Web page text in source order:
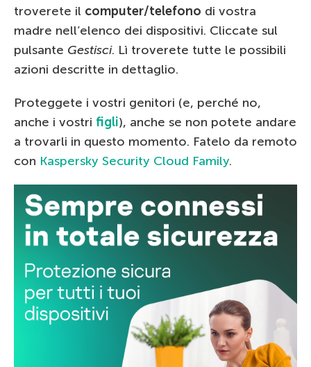
troverete il computer/telefono di vostra
madre nell’elenco dei dispositivi. Cliccate sul
pulsante Gestisci. Lì troverete tutte le possibili
azioni descritte in dettaglio.
Proteggete i vostri genitori (e, perché no,
anche i vostri figli), anche se non potete andare
a trovarli in questo momento. Fatelo da remoto
con Kaspersky Security Cloud Family.